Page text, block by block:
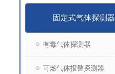
固定式气体探测器
有毒气体探测器
可燃气体报警探测器